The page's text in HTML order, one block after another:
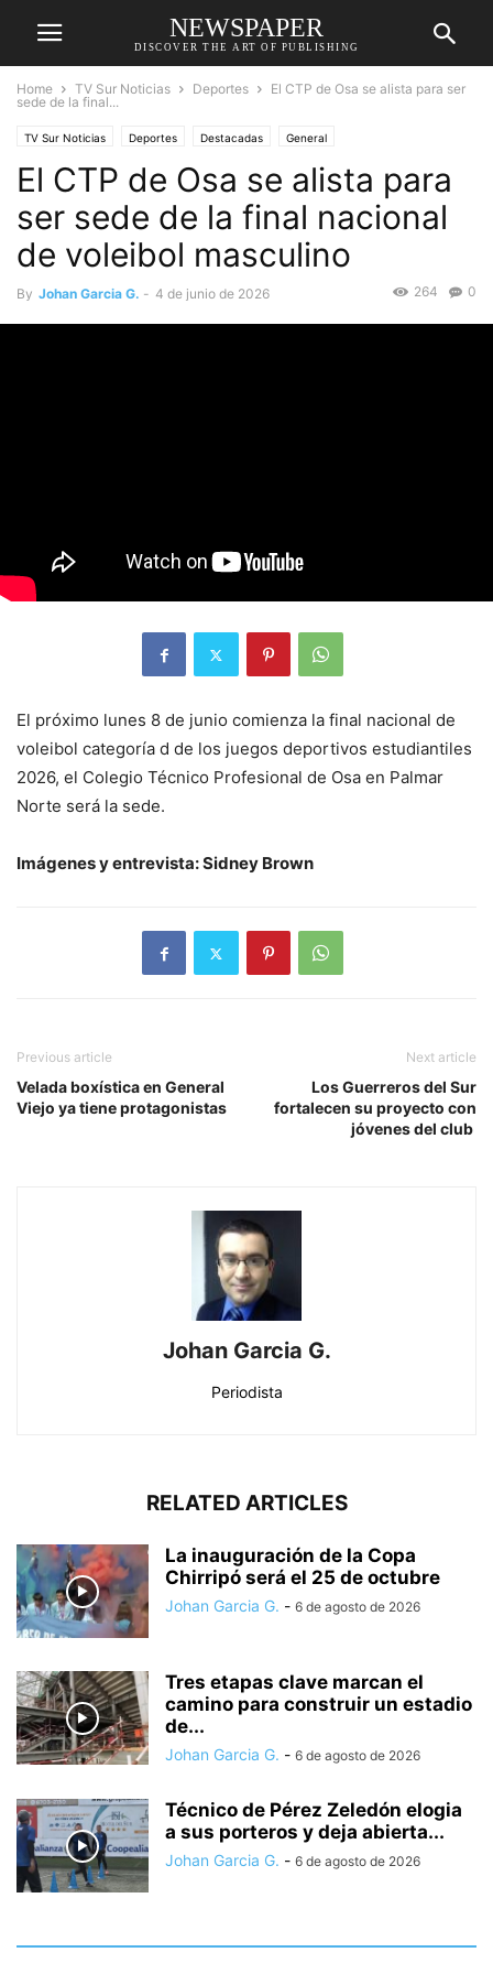
NEWSPAPER
DISCOVER THE ART OF PUBLISHING
Home TV Sur Noticias Deportes
El CTP de Osa se alista para ser
sede de la final...
TV Sur Noticias Deportes Destacadas General
El CTP de Osa se alista para
ser sede de la final nacional
de voleibol masculino
By Johan Garcia G. - 4 de junio de 2026 0
264
El próximo lunes 8 de junio comienza la final nacional de
voleibol categoría d de los juegos deportivos estudiantiles
2026, el Colegio Técnico Profesional de Osa en Palmar
Norte será la sede.
Imágenes y entrevista: Sidney Brown
Previous article
Velada boxística en General
Viejo ya tiene protagonistas
Next article
Los Guerreros del Sur
fortalecen su proyecto con
jóvenes del club
Johan Garcia G.
Periodista
RELATED ARTICLES
La inauguración de la Copa
Chirripó será el 25 de octubre
Johan Garcia G. - 6 de agosto de 2026
Tres etapas clave marcan el
camino para construir un estadio
de...
Johan Garcia G. - 6 de agosto de 2026
Técnico de Pérez Zeledón elogia
a sus porteros y deja abierta...
Johan Garcia G. - 6 de agosto de 2026